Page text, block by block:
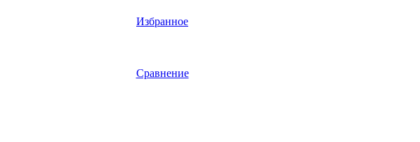
Избранное
Сравнение